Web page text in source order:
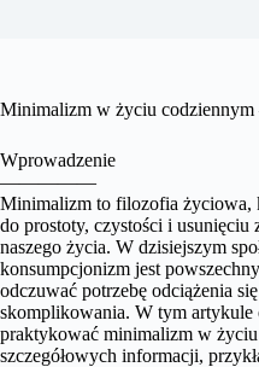
Minimalizm w życiu codziennym
Wprowadzenie
—————
Minimalizm to filozofia życiowa,
do prostoty, czystości i usunięciu
naszego życia. W dzisiejszym
konsumpcjonizm jest
odczuwać potrzebę odciążenia
skomplikowania. W tym artykule
praktykować minimalizm w
szczegółowych informacji,